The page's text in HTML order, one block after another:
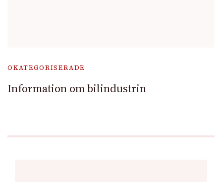
OKATEGORISERADE
Information om bilindustrin